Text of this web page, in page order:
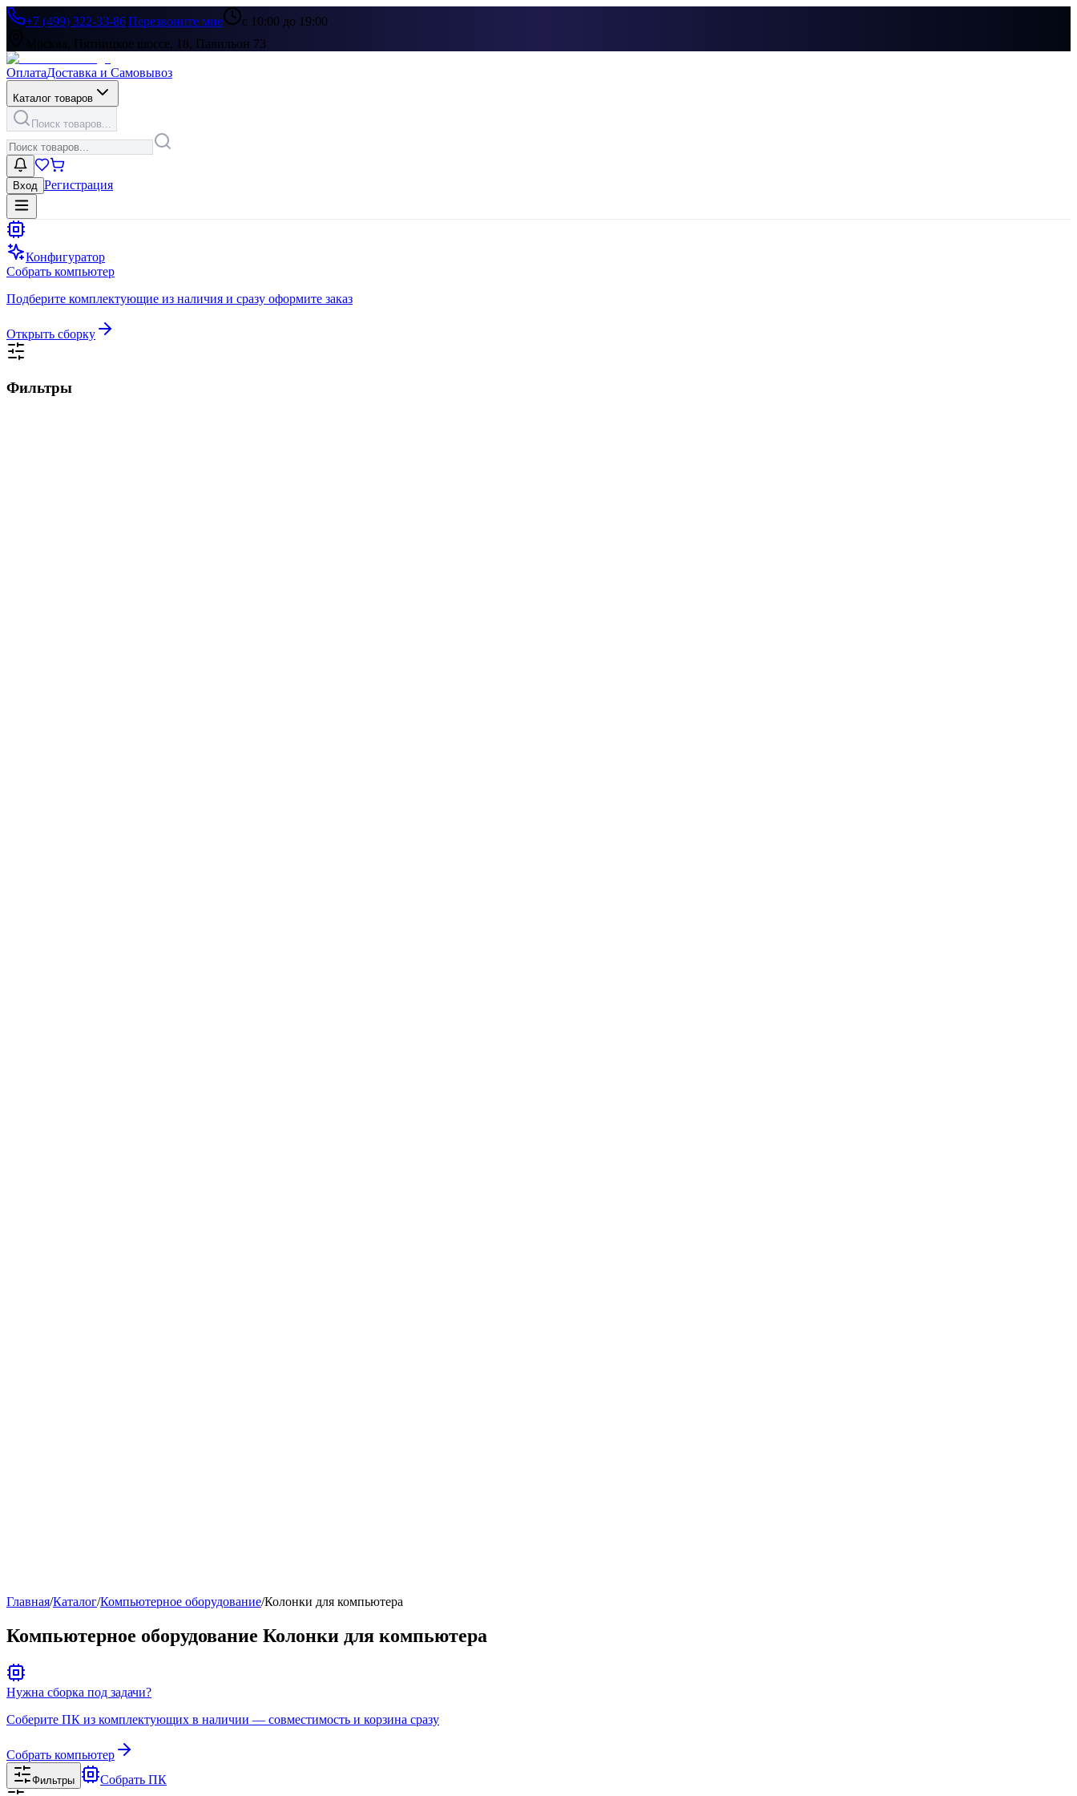
+7 (499) 322-33-86|Перезвоните мне
с 10:00 до 19:00
Москва, Пятницкое шоссе, 18, Павильон 73
ОплатаДоставка и Самовывоз
Каталог товаров
Поиск товаров...
Вход Регистрация
Конфигуратор
Собрать компьютер
Подберите комплектующие из наличия и сразу оформите заказ
Открыть сборку
Фильтры
Главная/Каталог/Компьютерное оборудование/Колонки для компьютера
Компьютерное оборудование Колонки для компьютера
Нужна сборка под задачи?
Соберите ПК из комплектующих в наличии — совместимость и корзина сразу
Собрать компьютер
Фильтры
Собрать ПК